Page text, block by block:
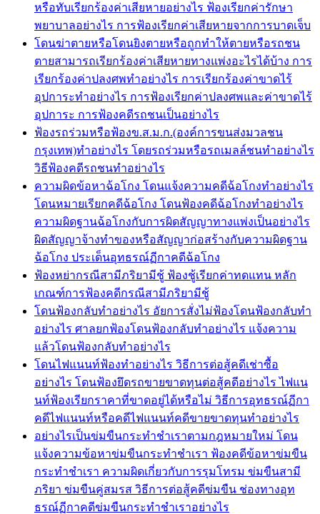
หรือทับเรียกร้องค่าเสียหายอย่างไร ฟ้องเรียกค่ารักษา
พยาบาลอย่างไร การฟ้องเรียกค่าเสียหายจากการบาดเจ็บ
โดนฆ่าตายหรือโดนยิงตายหรือถูกทำให้ตายหรือรถชน
ตายสามารถเรียกร้องค่าเสียหายทางแพ่งอะไรได้บ้าง การ
เรียกร้องค่าปลงศพทำอย่างไร การเรียกร้องค่าขาดไร้
อุปการะทำอย่างไร การฟ้องเรียกค่าปลงศพและค่าขาดไร้
อุปการะ การฟ้องคดีรถชนเป็นอย่างไร
ฟ้องรถร่วมหรือฟ้องข.ส.ม.ก.(องค์การขนส่งมวลชน
กรุงเทพ)ทำอย่างไร โดยรถร่วมหรือรถเมลล์ชนทำอย่างไร
วิธีฟ้องคดีรถชนทำอย่างไร
ความผิดข้อหาฉ้อโกง โดนแจ้งความคดีฉ้อโกงทำอย่างไร
โดนหมายเรียกคดีฉ้อโกง โดนฟ้องคดีฉ้อโกงทำอย่างไร
ความผิดฐานฉ้อโกงกับการผิดสัญญาทางแพ่งเป็นอย่างไร
ผิดสัญญาจ้างทำของหรือสัญญาก่อสร้างกับความผิดฐาน
ฉ้อโกง ประเด็นอุทธรณ์ฏีกาคดีฉ้อโกง
ฟ้องหย่ากรณีสามีภริยามีชู้ ฟ้องชู้เรียกค่าทดแทน หลัก
เกณฑ์การฟ้องคดีกรณีสามีภริยามีชู้
โดนฟ้องกลับทำอย่างไร อัยการสั่งไม่ฟ้องโดนฟ้องกลับทำ
อย่างไร ศาลยกฟ้องโดนฟ้องกลับทำอย่างไร แจ้งความ
แล้วโดนฟ้องกลับทำอย่างไร
โดนไฟแนนท์ฟ้องทำอย่างไร วิธีการต่อสู้คดีเช่าซื้อ
อย่างไร โดนฟ้องยึดรถขายขาดทุนต่อสู้คดีอย่างไร ไฟแน
นท์ฟ้องเรียกราคาที่ขาดอยู่ได้หรือไม่ วิธีการอุทธรณ์ฏีกา
คดีไฟแนนท์หรือคดีไฟแนนท์คดีขายขาดทุนทำอย่างไร
อย่างไรเป็นข่มขืนกระทำชำเราตามกฎหมายใหม่ โดน
แจ้งความข้อหาข่มขืนกระทำชำเรา ฟ้องคดีข้อหาข่มขืน
กระทำชำเรา ความผิดเกี่ยวกับการรุมโทรม ข่มขืนสามี
ภริยา ข่มขืนคู่สมรส วิธีการต่อสู้คดีข่มขืน ช่องทางอุท
ธรณ์ฏีกาคดีข่มขืนกระทำชำเราอย่างไร